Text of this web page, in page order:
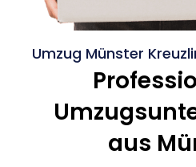
Umzug Münster
aus